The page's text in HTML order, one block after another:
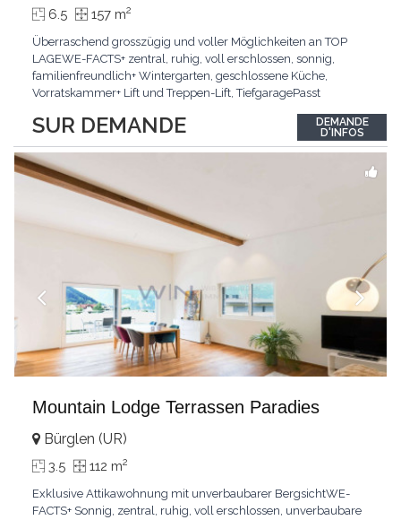
SUR DEMANDE
6.5 157 m2
Überraschend grosszügig und voller Möglichkeiten an TOP
LAGEWE-FACTS+ zentral, ruhig, voll erschlossen, sonnig,
familienfreundlich+ Wintergarten, geschlossene Küche,
Vorratskammer+ Lift und Treppen-Lift, TiefgaragePasst
Wintergarten schaffen ein lichtdurchflutetes
Wunder.Interessiert? JETZT anrufen: +41 76 507 21 32
DEMANDE
D'INFOS
Mountain Lodge Terrassen Paradies
Bürglen (UR)
3.5 112 m2
Exklusive Attikawohnung mit unverbaubarer BergsichtWE-
FACTS+ Sonnig, zentral, ruhig, voll erschlossen, unverbaubare